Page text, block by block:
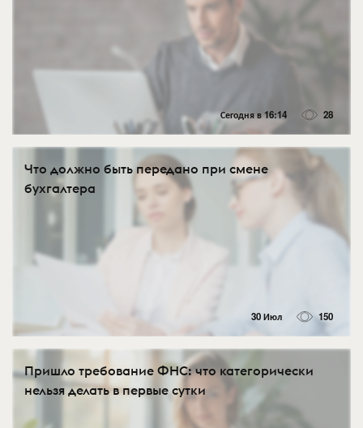
Сегодня в 16:14 28
Что должно быть передано при смене
бухгалтера
30 Июл 150
Пришло требование ФНС: что категорически
нельзя делать в первые сутки